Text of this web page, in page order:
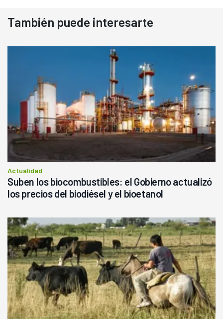
También puede interesarte
Actualidad
Suben los biocombustibles: el Gobierno actualizó
los precios del biodiésel y el bioetanol